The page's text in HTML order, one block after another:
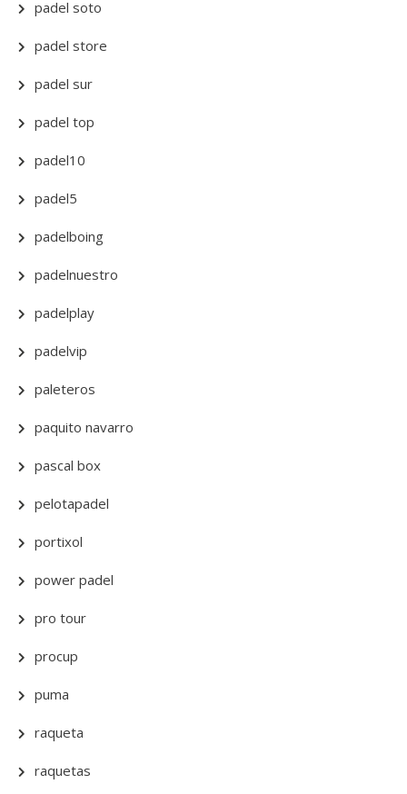
padel soto
padel store
padel sur
padel top
padel10
padel5
padelboing
padelnuestro
padelplay
padelvip
paleteros
paquito navarro
pascal box
pelotapadel
portixol
power padel
pro tour
procup
puma
raqueta
raquetas